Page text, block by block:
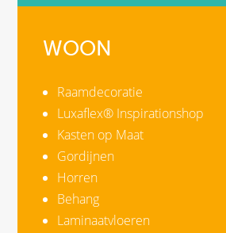
WOON
Raamdecoratie
Luxaflex® Inspirationshop
Kasten op Maat
Gordijnen
Horren
Behang
Laminaatvloeren